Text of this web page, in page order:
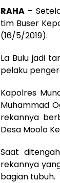
RAHA –
tim Buser
(16/5/2019).
La Bulu jadi
pelaku
Kapolres
Muhammad
rekannya
Desa Moolo
Saat
rekannya
bagian tubuh.